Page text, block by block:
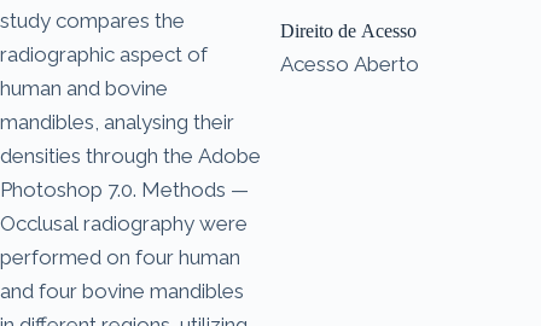
study compares the
radiographic aspect of
human and bovine
mandibles, analysing their
densities through the Adobe
Photoshop 7.0. Methods —
Occlusal radiography were
performed on four human
and four bovine mandibles
Direito de Acesso
Acesso Aberto